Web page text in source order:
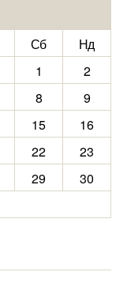
Сб
Нд
1
2
8
9
15
16
22
23
29
30